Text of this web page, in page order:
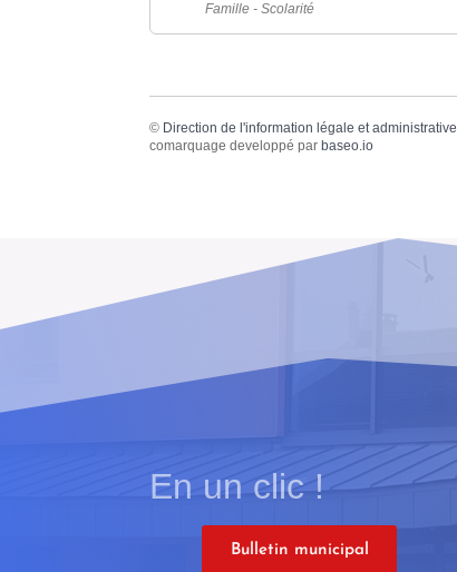
Famille - Scolarité
© Direction de l'information légale et administrative
comarquage developpé par baseo.io
En un clic !
Bulletin municipal